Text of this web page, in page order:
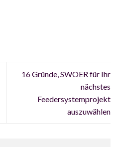
16 Gründe, SWOER für Ihr
nächstes
Feedersystemprojekt
auszuwählen